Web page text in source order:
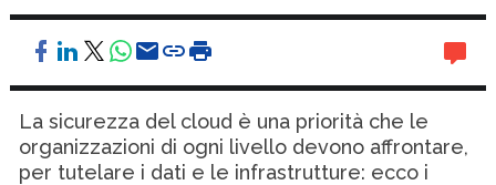
La sicurezza del cloud è una priorità che le
organizzazioni di ogni livello devono affrontare,
per tutelare i dati e le infrastrutture: ecco i